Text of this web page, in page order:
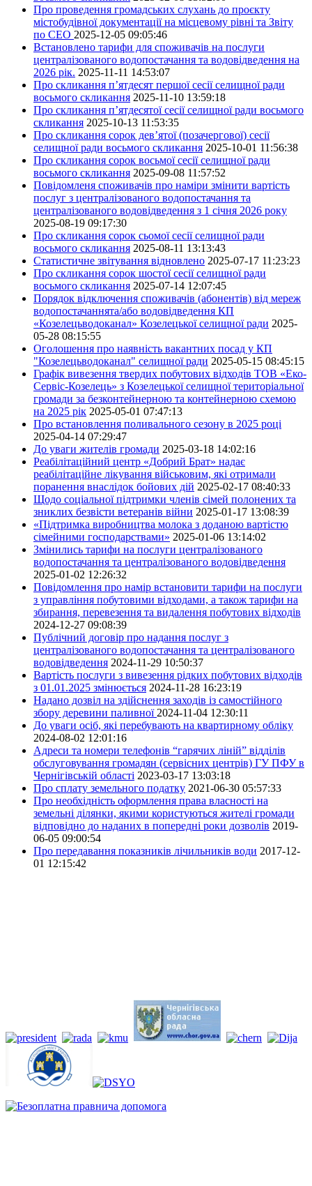
Про проведення громадських слухань до проєкту
містобудівної документації на місцевому рівні та Звіту
по СЕО 2025-12-05 09:05:46
Встановлено тарифи для споживачів на послуги
централізованого водопостачання та водовідведення на
2026 рік. 2025-11-11 14:53:07
Про скликання п’ятдесят першої сесії селищної ради
восьмого скликання 2025-11-10 13:59:18
Про скликання п’ятдесятої сесії селищної ради восьмого
скликання 2025-10-13 11:53:35
Про скликання сорок дев’ятої (позачергової) сесії
селищної ради восьмого скликання 2025-10-01 11:56:38
Про скликання сорок восьмої сесії селищної ради
восьмого скликання 2025-09-08 11:57:52
Повідомленя споживачів про наміри змінити вартість
послуг з централізованого водопостачання та
централізованого водовідведення з 1 січня 2026 року
2025-08-19 09:17:30
Про скликання сорок сьомої сесії селищної ради
восьмого скликання 2025-08-11 13:13:43
Статистичне звітування відновлено 2025-07-17 11:23:23
Про скликання сорок шостої сесії селищної ради
восьмого скликання 2025-07-14 12:07:45
Порядок відключення споживачів (абонентів) від мереж
водопостачаннята/або водовідведення КП
«Козелецьводоканал» Козелецької селищної ради 2025-
05-28 08:15:55
Оголошення про наявність вакантних посад у КП
"Козелецьводоканал" селищної ради 2025-05-15 08:45:15
Графік вивезення твердих побутових відходів ТОВ «Еко-
Сервіс-Козелець» з Козелецької селищної територіальної
громади за безконтейнерною та контейнерною схемою
на 2025 рік 2025-05-01 07:47:13
Про встановлення поливального сезону в 2025 році
2025-04-14 07:29:47
До уваги жителів громади 2025-03-18 14:02:16
Реабілітаційний центр «Добрий Брат» надає
реабілітаційне лікування військовим, які отримали
поранення внаслідок бойових дій 2025-02-17 08:40:33
Щодо соціальної підтримки членів сімей полонених та
зниклих безвісти ветеранів війни 2025-01-17 13:08:39
«Підтримка виробництва молока з доданою вартістю
сімейними господарствами» 2025-01-06 13:14:02
Змінились тарифи на послуги централізованого
водопостачання та централізованого водовідведення
2025-01-02 12:26:32
Повідомлення про намір встановити тарифи на послуги
з управління побутовими відходами, а також тарифи на
збирання, перевезення та видалення побутових відходів
2024-12-27 09:08:39
Публічний договір про надання послуг з
централізованого водопостачання та централізованого
водовідведення 2024-11-29 10:50:37
Вартість послуги з вивезення рідких побутових відходів
з 01.01.2025 змінюється 2024-11-28 16:23:19
Надано дозвіл на здійснення заходів із самостійного
збору деревини паливної 2024-11-04 12:30:11
До уваги осіб, які перебувають на квартирному обліку
2024-08-02 12:01:16
Адреси та номери телефонів “гарячих ліній” відділів
обслуговування громадян (сервісних центрів) ГУ ПФУ в
Чернігівській області 2023-03-17 13:03:18
Про сплату земельного податку 2021-06-30 05:57:33
Про необхідність оформлення права власності на
земельні ділянки, якими користуються жителі громади
відповідно до наданих в попередні роки дозволів 2019-
06-05 09:00:54
Про передавання показників лічильників води 2017-12-
01 12:15:42